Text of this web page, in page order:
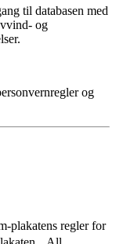
til databasen med
og
og
plakatens regler for